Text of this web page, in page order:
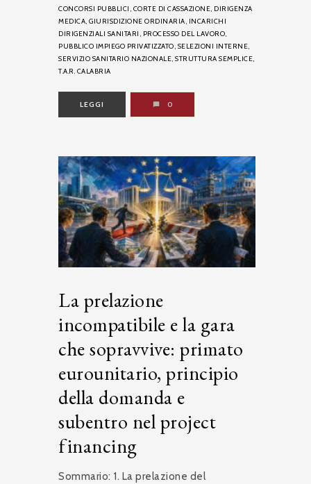
CONCORSI PUBBLICI, CORTE DI CASSAZIONE, DIRIGENZA
MEDICA, GIURISDIZIONE ORDINARIA, INCARICHI
DIRIGENZIALI SANITARI, PROCESSO DEL LAVORO,
PUBBLICO IMPIEGO PRIVATIZZATO, SELEZIONI INTERNE,
SERVIZIO SANITARIO NAZIONALE, STRUTTURA SEMPLICE,
T.A.R. CALABRIA
LEGGI 0
La prelazione
incompatibile e la gara
che sopravvive: primato
eurounitario, principio
della domanda e
subentro nel project
financing
Sommario: 1. La prelazione del